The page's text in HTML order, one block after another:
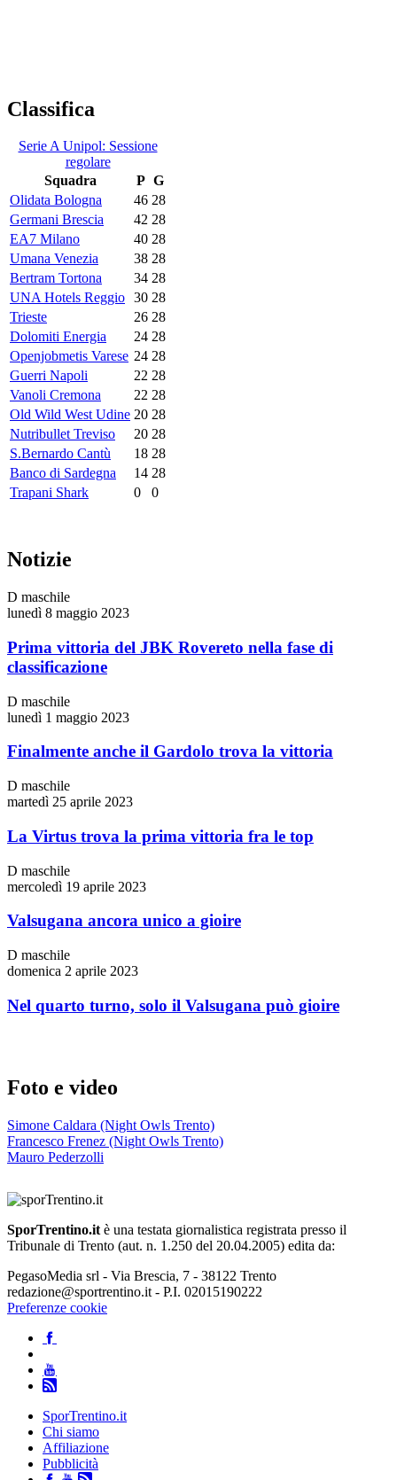
Classifica
Serie A Unipol: Sessione
regolare
Squadra
P G
Olidata Bologna
46 28
Germani Brescia
42 28
EA7 Milano
40 28
Umana Venezia
38 28
Bertram Tortona
34 28
UNA Hotels Reggio 30 28
Trieste
26 28
Dolomiti Energia
24 28
Openjobmetis Varese 24 28
Guerri Napoli
22 28
Vanoli Cremona
22 28
Old Wild West Udine 20 28
Nutribullet Treviso
20 28
S.Bernardo Cantù
18 28
Banco di Sardegna
14 28
Trapani Shark
0 0
Notizie
D maschile
lunedì 8 maggio 2023
Prima vittoria del JBK Rovereto nella fase di
classificazione
D maschile
lunedì 1 maggio 2023
Finalmente anche il Gardolo trova la vittoria
D maschile
martedì 25 aprile 2023
La Virtus trova la prima vittoria fra le top
D maschile
mercoledì 19 aprile 2023
Valsugana ancora unico a gioire
D maschile
domenica 2 aprile 2023
Nel quarto turno, solo il Valsugana può gioire
Foto e video
Simone Caldara (Night Owls Trento)
Francesco Frenez (Night Owls Trento)
Mauro Pederzolli
SporTrentino.it è una testata giornalistica registrata presso il
Tribunale di Trento (aut. n. 1.250 del 20.04.2005) edita da:
PegasoMedia srl - Via Brescia, 7 - 38122 Trento
redazione@sportrentino.it - P.I. 02015190222
Preferenze cookie
SporTrentino.it
Chi siamo
Affiliazione
Pubblicità